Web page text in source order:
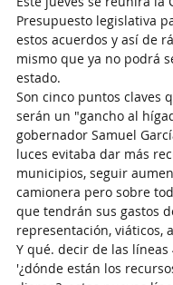
Presupuesto legislativa
estos acuerdos y así de
mismo que ya no podrá
estado.
Son cinco puntos claves
serán un "gancho al
gobernador Samuel
luces evitaba dar más
municipios, seguir
camionera pero sobre
que tendrán sus gastos
representación, viáticos,
Y qué. decir de las
'¿dónde están los